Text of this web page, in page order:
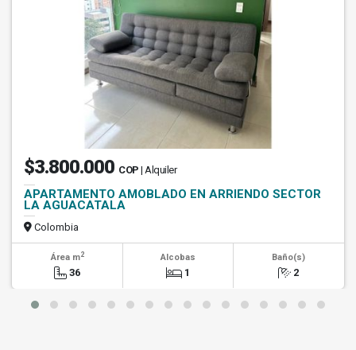
$3.800.000 COP | Alquiler
APARTAMENTO AMOBLADO EN ARRIENDO SECTOR
LA AGUACATALA
Colombia
Área m2
36
Alcobas
1
Baño(s)
2